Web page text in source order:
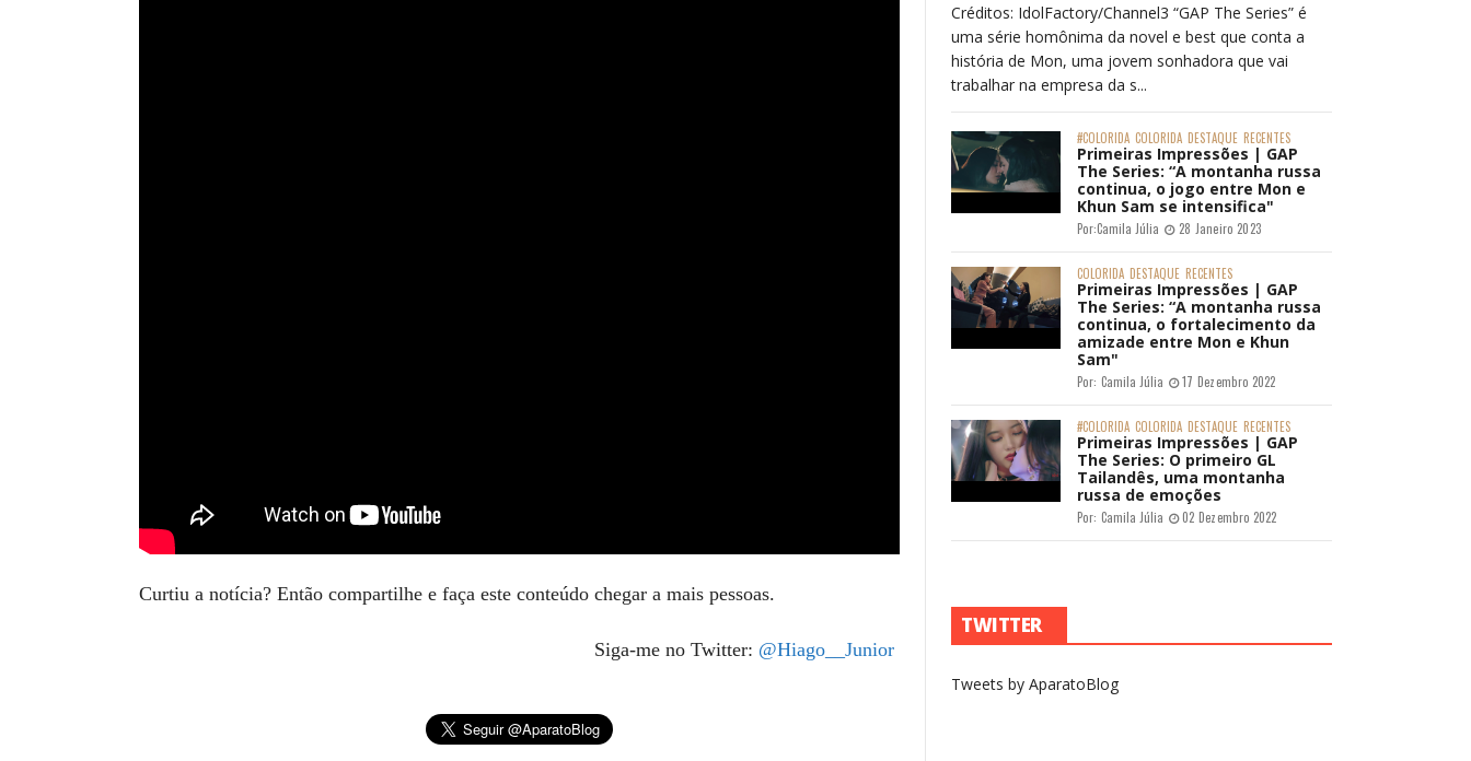
Curtiu a notícia? Então compartilhe e faça este conteúdo chegar a mais pessoas.
Siga-me no Twitter: @Hiago__Junior
Créditos: IdolFactory/Channel3 “GAP The Series” é
uma série homônima da novel e best que conta a
história de Mon, uma jovem sonhadora que vai
trabalhar na empresa da s...
#COLORIDA COLORIDA DESTAQUE RECENTES
Primeiras Impressões | GAP
The Series: “A montanha russa
continua, o jogo entre Mon e
Khun Sam se intensifica"
Por:Camila Júlia 28 Janeiro 2023
COLORIDA DESTAQUE RECENTES
Primeiras Impressões | GAP
The Series: “A montanha russa
continua, o fortalecimento da
amizade entre Mon e Khun
Sam"
Por: Camila Júlia 17 Dezembro 2022
#COLORIDA COLORIDA DESTAQUE RECENTES
Primeiras Impressões | GAP
The Series: O primeiro GL
Tailandês, uma montanha
russa de emoções
Por: Camila Júlia 02 Dezembro 2022
TWITTER
Tweets by AparatoBlog